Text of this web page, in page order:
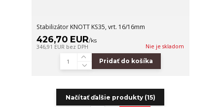
Stabilizátor KNOTT KS35, vrt. 16/16mm
426,70 EUR/ks
346,91 EUR bez DPH Nie je skladom
Pridať do košíka
Načítať ďalšie produkty (15)